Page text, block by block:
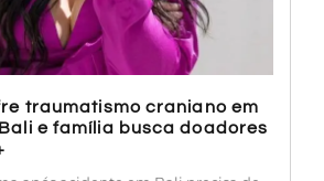
traumatismo craniano em
e família busca doadores